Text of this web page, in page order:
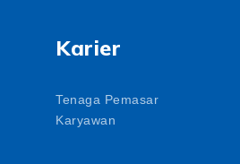
Karier
Tenaga Pemasar
Karyawan